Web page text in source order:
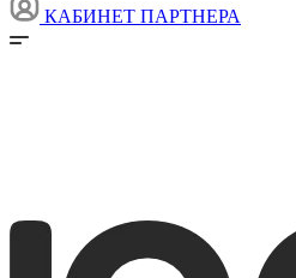
КАБИНЕТ ПАРТНЕРА